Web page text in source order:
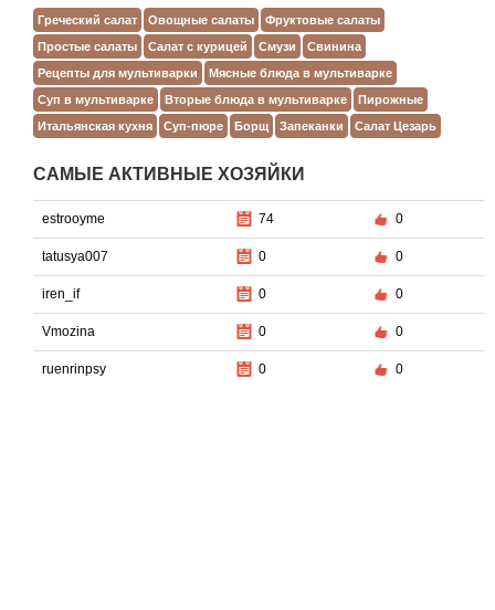
Греческий салат Овощные салаты
Фруктовые салаты
Простые салаты
Салат с курицей Смузи
Свинина
Рецепты для мультиварки
Мясные блюда в мультиварке
Суп в мультиварке
Вторые блюда в мультиварке
Пирожные
Итальянская кухня
Суп-пюре Борщ Запеканки Салат Цезарь
САМЫЕ АКТИВНЫЕ ХОЗЯЙКИ
estrooyme 74 0
tatusya007 0 0
iren_if 0 0
Vmozina 0 0
ruenrinpsy 0 0